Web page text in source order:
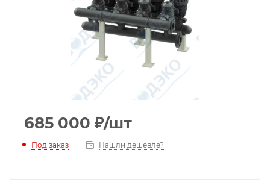
685 000 ₽/шт
Под заказ Нашли дешевле?